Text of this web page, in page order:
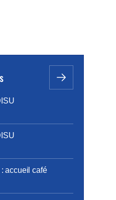
accueil café